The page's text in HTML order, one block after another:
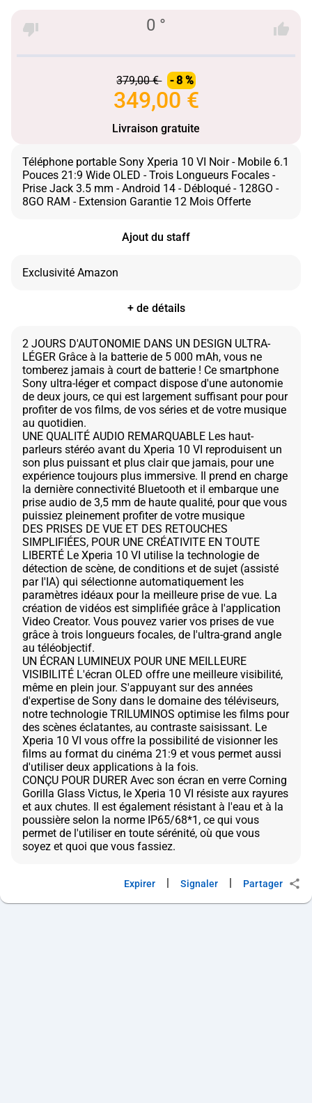
0 °
379,00 € - 8 %
349,00 €
Livraison gratuite
Téléphone portable Sony Xperia 10 VI Noir - Mobile 6.1
Pouces 21:9 Wide OLED - Trois Longueurs Focales -
Prise Jack 3.5 mm - Android 14 - Débloqué - 128GO -
Ajout du staff
+ de détails
2 JOURS D'AUTONOMIE DANS UN DESIGN ULTRA-
LÉGER Grâce à la batterie de 5 000 mAh, vous ne
tomberez jamais à court de batterie ! Ce smartphone
Sony ultra-léger et compact dispose d'une autonomie
de deux jours, ce qui est largement suffisant pour pour
profiter de vos films, de vos séries et de votre musique
au quotidien.
UNE QUALITÉ AUDIO REMARQUABLE Les haut-
parleurs stéréo avant du Xperia 10 VI reproduisent un
son plus puissant et plus clair que jamais, pour une
expérience toujours plus immersive. Il prend en charge
la dernière connectivité Bluetooth et il embarque une
prise audio de 3,5 mm de haute qualité, pour que vous
puissiez pleinement profiter de votre musique
DES PRISES DE VUE ET DES RETOUCHES
SIMPLIFIÉES, POUR UNE CRÉATIVITE EN TOUTE
LIBERTÉ Le Xperia 10 VI utilise la technologie de
détection de scène, de conditions et de sujet (assisté
par l'IA) qui sélectionne automatiquement les
paramètres idéaux pour la meilleure prise de vue. La
création de vidéos est simplifiée grâce à l'application
Video Creator. Vous pouvez varier vos prises de vue
grâce à trois longueurs focales, de l'ultra-grand angle
au téléobjectif.
UN ÉCRAN LUMINEUX POUR UNE MEILLEURE
VISIBILITÉ L'écran OLED offre une meilleure visibilité,
même en plein jour. S'appuyant sur des années
d'expertise de Sony dans le domaine des téléviseurs,
notre technologie TRILUMINOS optimise les films pour
des scènes éclatantes, au contraste saisissant. Le
Xperia 10 VI vous offre la possibilité de visionner les
films au format du cinéma 21:9 et vous permet aussi
d'utiliser deux applications à la fois.
CONÇU POUR DURER Avec son écran en verre Corning
Gorilla Glass Victus, le Xperia 10 VI résiste aux rayures
et aux chutes. Il est également résistant à l'eau et à la
poussière selon la norme IP65/68*1, ce qui vous
permet de l'utiliser en toute sérénité, où que vous
Expirer Signaler Partager